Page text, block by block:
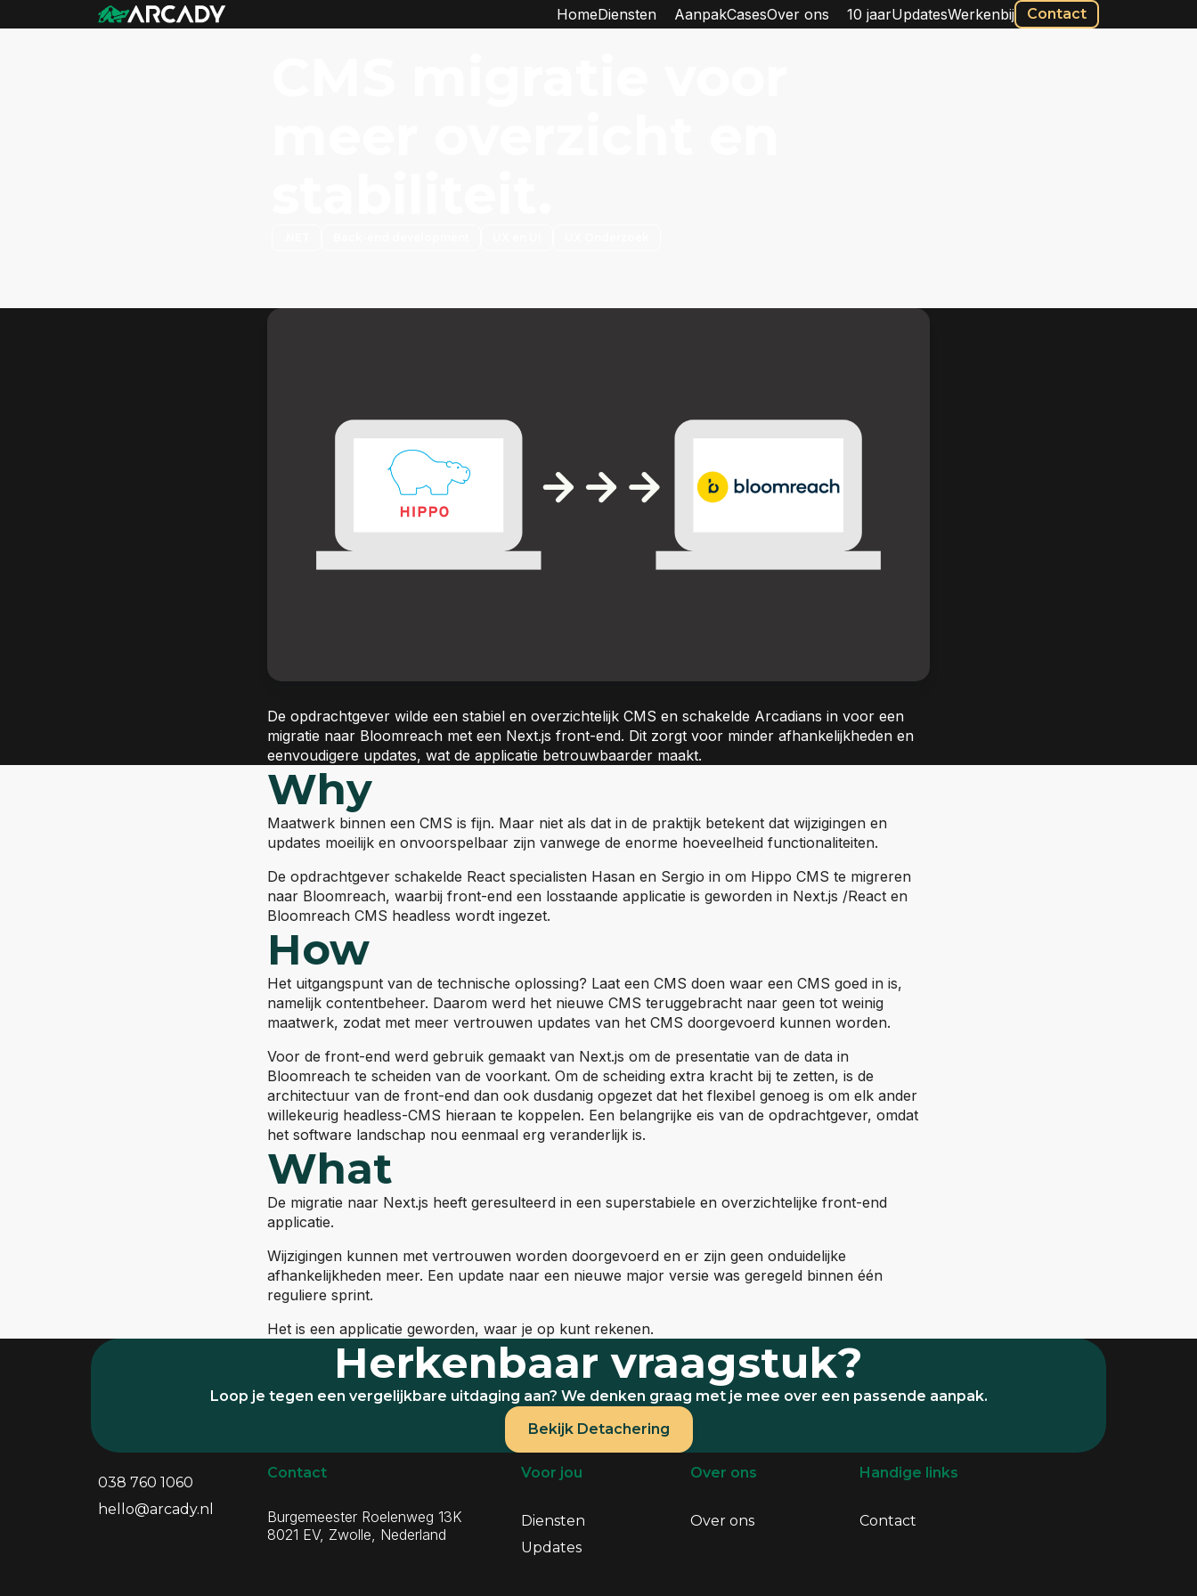
HomeDiensten AanpakCasesOver ons 10 jaarUpdatesWerkenbij Contact
De opdrachtgever wilde een stabiel en overzichtelijk CMS en schakelde Arcadians in voor een
migratie naar Bloomreach met een Next.js front-end. Dit zorgt voor minder afhankelijkheden en
eenvoudigere updates, wat de applicatie betrouwbaarder maakt.
Why
Maatwerk binnen een CMS is fijn. Maar niet als dat in de praktijk betekent dat wijzigingen en
updates moeilijk en onvoorspelbaar zijn vanwege de enorme hoeveelheid functionaliteiten.
De opdrachtgever schakelde React specialisten Hasan en Sergio in om Hippo CMS te migreren
naar Bloomreach, waarbij front-end een losstaande applicatie is geworden in Next.js /React en
Bloomreach CMS headless wordt ingezet.
How
Het uitgangspunt van de technische oplossing? Laat een CMS doen waar een CMS goed in is,
namelijk contentbeheer. Daarom werd het nieuwe CMS teruggebracht naar geen tot weinig
maatwerk, zodat met meer vertrouwen updates van het CMS doorgevoerd kunnen worden.
Voor de front-end werd gebruik gemaakt van Next.js om de presentatie van de data in
Bloomreach te scheiden van de voorkant. Om de scheiding extra kracht bij te zetten, is de
architectuur van de front-end dan ook dusdanig opgezet dat het flexibel genoeg is om elk ander
willekeurig headless-CMS hieraan te koppelen. Een belangrijke eis van de opdrachtgever, omdat
het software landschap nou eenmaal erg veranderlijk is.
What
De migratie naar Next.js heeft geresulteerd in een superstabiele en overzichtelijke front-end
applicatie.
Wijzigingen kunnen met vertrouwen worden doorgevoerd en er zijn geen onduidelijke
afhankelijkheden meer. Een update naar een nieuwe major versie was geregeld binnen één
reguliere sprint.
Het is een applicatie geworden, waar je op kunt rekenen.
Herkenbaar vraagstuk?
Loop je tegen een vergelijkbare uitdaging aan? We denken graag met je mee over een passende aanpak.
Bekijk Detachering
Algemene informatie
Contactgegevens
038 760 1060
hello@arcady.nl
Contact
Burgemeester Roelenweg 13K
8021 EV, Zwolle, Nederland
Voor jou
Diensten
Updates
Over ons
Over ons
Handige links
Contact